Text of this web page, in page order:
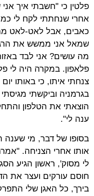
פלטין כי "חשבתי איך
אחרי שנחתתי לקח לי
כאבים, אבל לאט-לאט
שמאל אני ממשש את
מה עושים? אני לבד
פלאפון. במקרה היה לי
צנחתי איתו, כי באותו
בגרמניה וביקשתי
הוצאתי את הטלפון
ענה לי".
בסופו של דבר, מי שענה
אותו אחרי הצניחה.
לי מסוק', ראשון הגיע
חוסם עורקים ועצר את
בירך, כל האגן שלי